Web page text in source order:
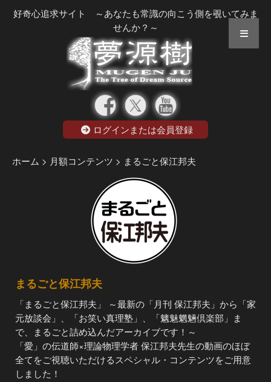
好奇心追求サイト ～あなたも常識の向こう側を覗いてみま
せんか？～
ログインまたは会員登録
ホーム > 月額コンテンツ > まるごと保江邦夫
まるごと保江邦夫
「まるごと保江邦夫」 ～最新の「月刊 保江邦夫」から「家
元放談会」、「お笑い真理塾」、「魑魅魍魎倶楽部」ま
で、まるごと詰め込んだアーカイブです！～
「愛」の伝道師×理論物理学者 保江邦夫先生の動画のほぼ
全てをご視聴いただけるスペシャル・コンテンツをご用意
しました！